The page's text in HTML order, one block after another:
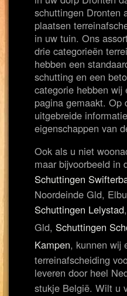
schuttingen Dronten
plaatsen
in uw tuin. Ons
drie categorieën
hebben een
schutting en een
categorie hebben
pagina gemaakt. Op
uitgebreide
eigenschappen van
Ook als u niet
maar bijvoorbeeld in
Schuttingen
Noordeinde Gld,
Schuttingen Lelystad
Gld, Schuttingen
Kampen, kunnen wij
terreinafscheiding
leveren door heel
stukje België. Wilt u